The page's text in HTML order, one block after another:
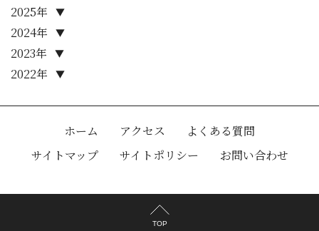
2022年 ▼
2023年 ▼
2024年 ▼
2025年 ▼
ホーム アクセス
よくある質問
サイトマップ
サイトポリシー お問い合わせ
TOP